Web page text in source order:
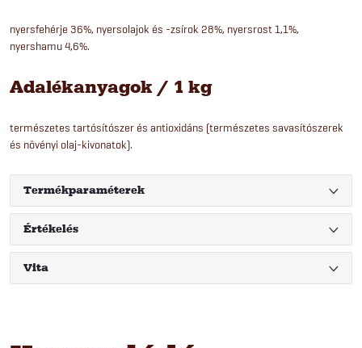
nyersfehérje 36%, nyersolajok és -zsírok 28%, nyersrost 1,1%,
nyershamu 4,6%.
Adalékanyagok / 1 kg
természetes tartósítószer és antioxidáns (természetes savasítószerek
és növényi olaj-kivonatok).
Termékparaméterek
Értékelés
Vita